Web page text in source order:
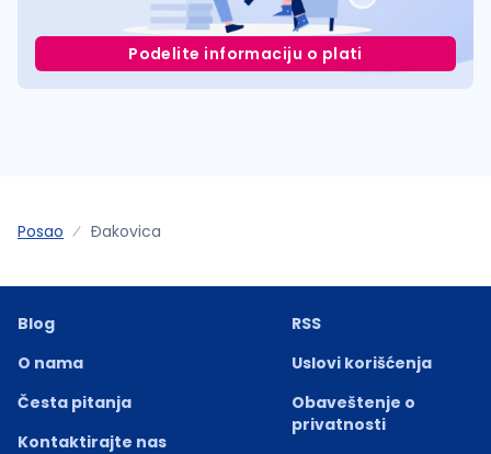
Podelite informaciju o plati
Posao Ðakovica
Blog
O nama
Česta pitanja
Kontaktirajte nas
RSS
Uslovi korišćenja
Obaveštenje o
privatnosti